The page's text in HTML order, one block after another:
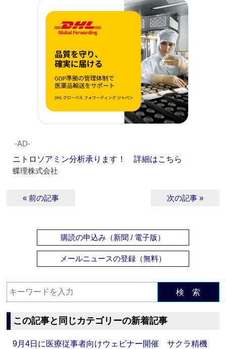
‐AD‐
ニトロソアミン分析承ります！ 詳細はこちら
蝶理株式会社
« 前の記事 次の記事 »
購読の申込み（新聞 / 電子版）
メールニュースの登録（無料）
検 索
この記事と同じカテゴリーの新着記事
9月4日に医療従事者向けウェビナー開催 サクラ精機